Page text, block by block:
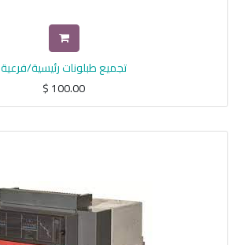
تجميع طبلونات رئيسية/فرعية
$100.00